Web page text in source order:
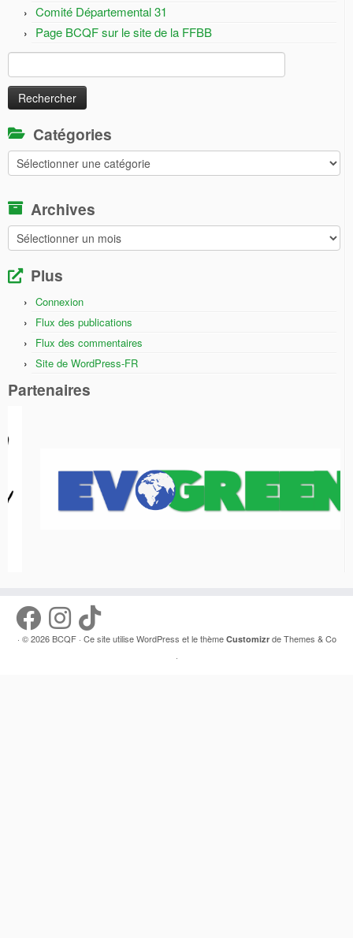
Comité Départemental 31
Page BCQF sur le site de la FFBB
Rechercher :
Catégories
Catégories
Archives
Archives
Plus
Connexion
Flux des publications
Flux des commentaires
Site de WordPress-FR
Partenaires
· © 2026 BCQF· Ce site utiliseWordPress et le thème CustomizrdeThemes & Co
·